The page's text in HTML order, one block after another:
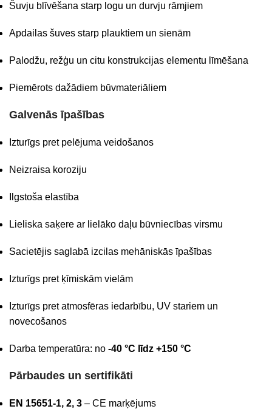
Šuvju blīvēšana starp logu un durvju rāmjiem
Apdailas šuves starp plauktiem un sienām
Palodžu, režģu un citu konstrukcijas elementu līmēšana
Piemērots dažādiem būvmateriāliem
Galvenās īpašības
Izturīgs pret pelējuma veidošanos
Neizraisa koroziju
Ilgstoša elastība
Lieliska saķere ar lielāko daļu būvniecības virsmu
Sacietējis saglabā izcilas mehāniskās īpašības
Izturīgs pret ķīmiskām vielām
Izturīgs pret atmosfēras iedarbību, UV stariem un
novecošanos
Darba temperatūra: no -40 °C līdz +150 °C
Pārbaudes un sertifikāti
EN 15651-1, 2, 3 – CE marķējums